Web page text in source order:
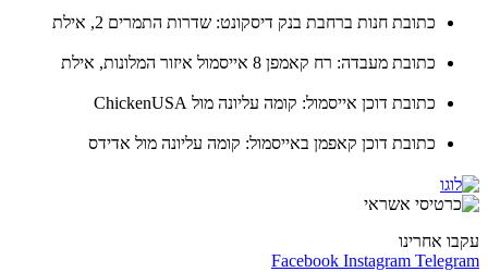
כתובת חנות ברחבת בנק דיסקונט: שדרות התמרים 2, אילת
כתובת מעבדה: רח קאמפן 8 אייסמול איזור המלונות, אילת
כתובת דוכן אייסמול: קומה עליונה מול ChickenUSA
כתובת דוכן קאפמן באייסמול: קומה עליונה מול אדידס
אחרינו
Facebook Instagram